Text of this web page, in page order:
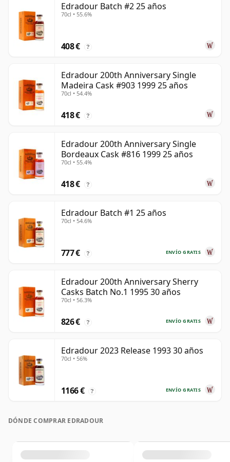
Edradour Batch #2 25 años
70cl • 55.6%
408 € ?
Edradour 200th Anniversary Single
Madeira Cask #903 1999 25 años
70cl • 54.4%
418 € ?
Edradour 200th Anniversary Single
Bordeaux Cask #816 1999 25 años
70cl • 55.4%
418 € ?
Edradour Batch #1 25 años
70cl • 54.6%
ENVÍO GRATIS
777 € ?
Edradour 200th Anniversary Sherry
Casks Batch No.1 1995 30 años
70cl • 56.3%
ENVÍO GRATIS
826 € ?
Edradour 2023 Release 1993 30 años
70cl • 56%
ENVÍO GRATIS
1166 € ?
DÓNDE COMPRAR EDRADOUR